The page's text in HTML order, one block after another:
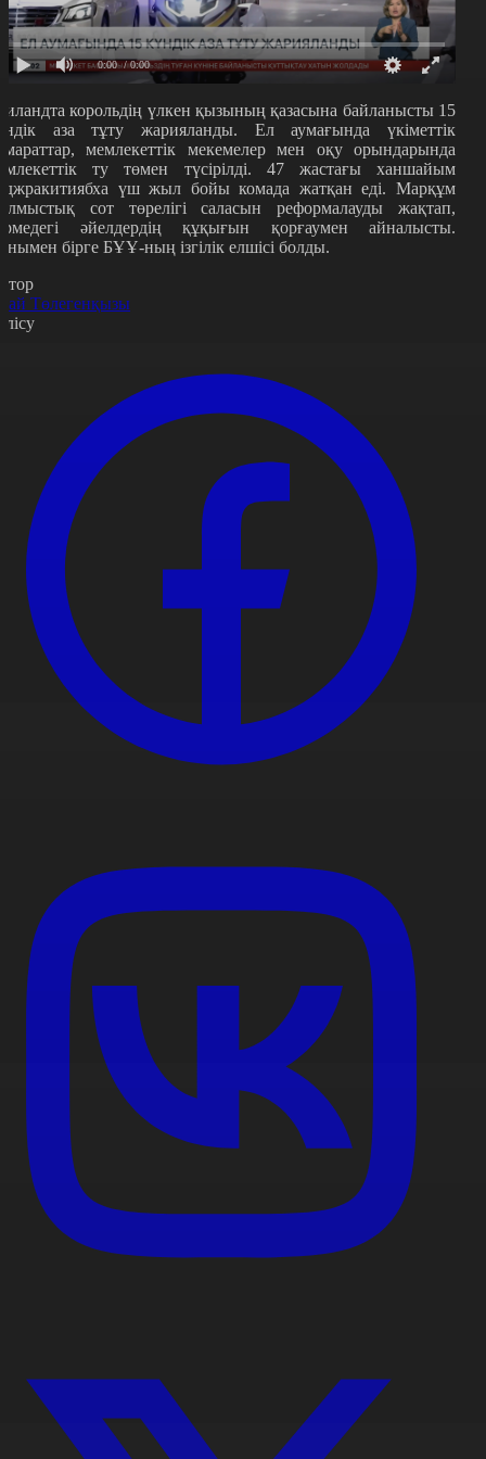
0:00 / 0:00
корольдің үлкен қызының қазасына байланысты 15
аза тұту жарияланды. Ел аумағында үкіметтік
мемлекеттік мекемелер мен оқу орындарында
ту төмен түсірілді. 47 жастағы ханшайым
үш жыл бойы комада жатқан еді. Марқұм
сот төрелігі саласын реформалауды жақтап,
әйелдердің құқығын қорғаумен айналысты.
бірге БҰҰ-ның ізгілік елшісі болды.
Төлегенқызы